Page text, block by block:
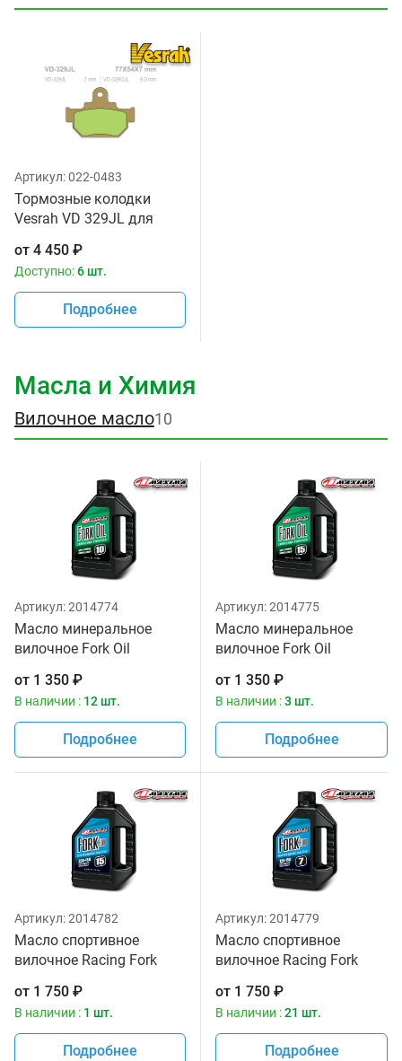
Артикул:022-0483
Тормозные колодки
Vesrah VD 329JL для
от 4 450 ₽
Доступно:6 шт.
Подробнее
Масла и Химия
Вилочное масло10
Артикул:2014774
Масло минеральное
вилочное Fork Oil
Maxima 1 литр
от 1 350 ₽
В наличии : 12 шт.
Подробнее
Артикул:2014775
Масло минеральное
вилочное Fork Oil
Maxima 1 литр
от 1 350 ₽
В наличии :3 шт.
Подробнее
Артикул:2014782
Масло спортивное
вилочное Racing Fork
Maxima 1 литр
от 1 750 ₽
В наличии : 1 шт.
Подробнее
Артикул:2014779
Масло спортивное
вилочное Racing Fork
1 литр
от 1 750 ₽
В наличии :21 шт.
Подробнее